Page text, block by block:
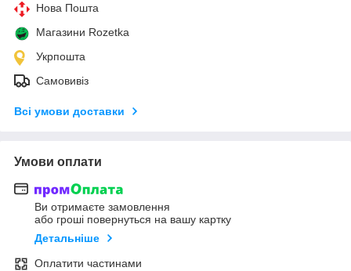
Нова Пошта
Магазини Rozetka
Укрпошта
Самовивіз
Всі умови доставки
Умови оплати
Ви отримаєте замовлення
або гроші повернуться на вашу картку
Детальніше
Оплатити частинами